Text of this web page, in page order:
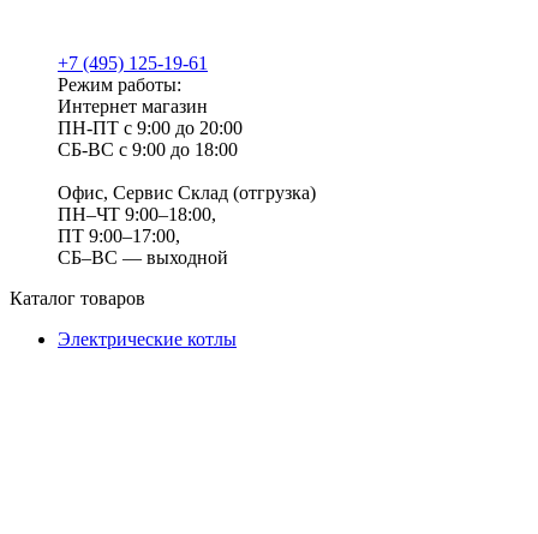
+7 (495) 125-19-61
Режим работы:
Интернет магазин
ПН-ПТ с 9:00 до 20:00
СБ-ВС с 9:00 до 18:00
Офис, Сервис Склад (отгрузка)
ПН–ЧТ 9:00–18:00,
ПТ 9:00–17:00,
СБ–ВС — выходной
Каталог товаров
Электрические котлы